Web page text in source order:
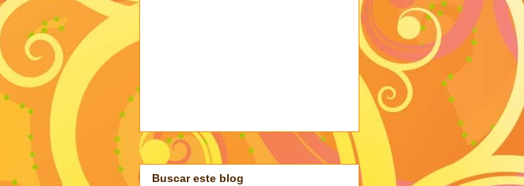
Buscar este blog